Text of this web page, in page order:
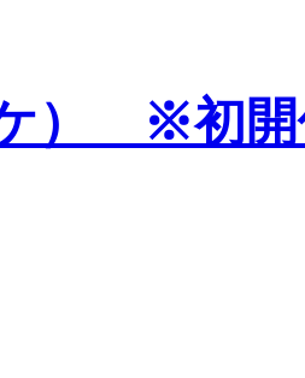
ケ） ※